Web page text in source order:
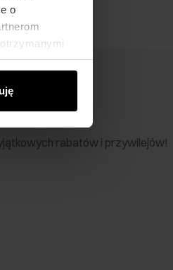
o
rabatów i przywilejów!